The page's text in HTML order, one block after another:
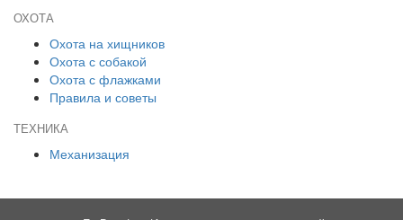
ОХОТА
Охота на хищников
Охота с собакой
Охота с флажками
Правила и советы
ТЕХНИКА
Механизация